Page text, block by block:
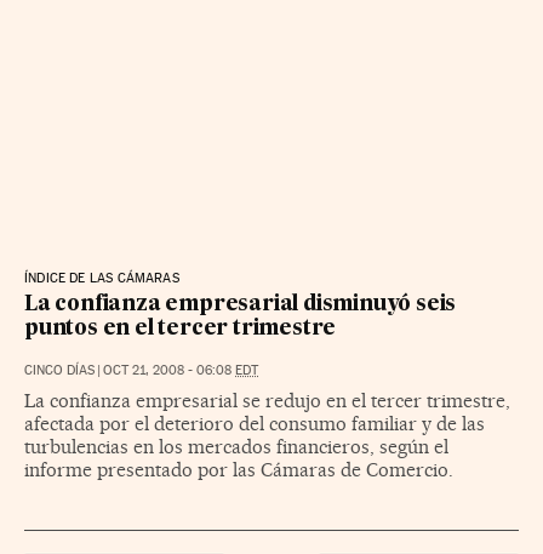
ÍNDICE DE LAS CÁMARAS
La confianza empresarial disminuyó seis
puntos en el tercer trimestre
CINCO DÍAS | OCT 21, 2008 - 06:08 EDT
La confianza empresarial se redujo en el tercer trimestre,
afectada por el deterioro del consumo familiar y de las
turbulencias en los mercados financieros, según el
informe presentado por las Cámaras de Comercio.